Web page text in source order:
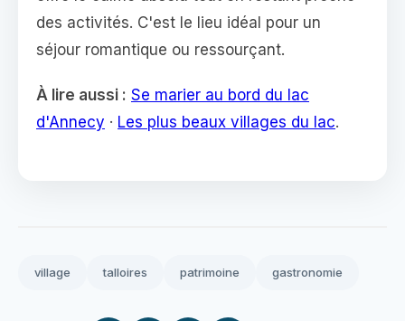
des activités. C'est le lieu idéal pour un
séjour romantique ou ressourçant.
À lire aussi : Se marier au bord du lac
d'Annecy · Les plus beaux villages du lac.
village talloires patrimoine gastronomie